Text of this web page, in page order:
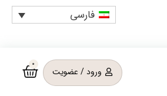
فارسی
ورود / عضویت
0